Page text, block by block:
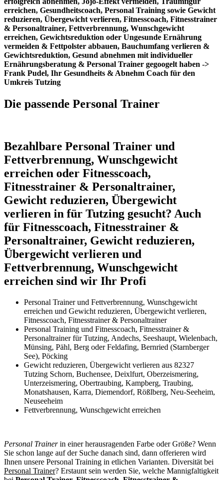
erreichen, Gesundheitscoach, Personal Training sowie Gewicht
reduzieren, Übergewicht verlieren, Fitnesscoach, Fitnesstrainer
& Personaltrainer, Fettverbrennung, Wunschgewicht
erreichen, Gewichtsreduktion oder Ungesunde Ernährung
vermeiden & Fettpolster abbauen, Bauchumfang verlieren &
Gewichtsreduktion, Gesund abnehmen mit individueller
Ernährungsberatung & Personal Trainer gegoogelt haben ->
Frank Pudel, Ihr Gesundheits & Abnehm Coach für den
Umkreis Tutzing
Die passende Personal Trainer
Bezahlbare Personal Trainer und
Fettverbrennung, Wunschgewicht
erreichen oder Fitnesscoach,
Fitnesstrainer & Personaltrainer,
Gewicht reduzieren, Übergewicht
verlieren in für Tutzing gesucht? Auch
für Fitnesscoach, Fitnesstrainer &
Personaltrainer, Gewicht reduzieren,
Übergewicht verlieren und
Fettverbrennung, Wunschgewicht
erreichen sind wir Ihr Profi
Personal Trainer und Fettverbrennung, Wunschgewicht
erreichen und Gewicht reduzieren, Übergewicht verlieren,
Fitnesscoach, Fitnesstrainer & Personaltrainer
Personal Training und Fitnesscoach, Fitnesstrainer &
Personaltrainer für Tutzing, Andechs, Seeshaupt, Wielenbach,
Münsing, Pähl, Berg oder Feldafing, Bernried (Starnberger
See), Pöcking
Gewicht reduzieren, Übergewicht verlieren aus 82327
Tutzing Schorn, Buchensee, Deixlfurt, Oberzeismering,
Unterzeismering, Obertraubing, Kampberg, Traubing,
Monatshausen, Karra, Diemendorf, Rößlberg, Neu-Seeheim,
Neuseeheim
Fettverbrennung, Wunschgewicht erreichen
Personal Trainerin einer herausragenden Farbe oder Größe? Wenn
Sie schon lange auf der Suche danach sind, dann offerieren wird
Ihnen unsere Personal Training in etlichen Varianten. Diversität bei
Personal Trainer? Erstaunt sein werden Sie, welche Mannigfaltigkeit